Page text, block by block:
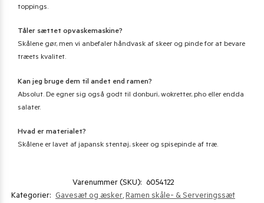
toppings.
Tåler sættet opvaskemaskine?
Skålene gør, men vi anbefaler håndvask af skeer og pinde for at bevare
træets kvalitet.
Kan jeg bruge dem til andet end ramen?
Absolut. De egner sig også godt til donburi, wokretter, pho eller endda
salater.
Hvad er materialet?
Skålene er lavet af japansk stentøj, skeer og spisepinde af træ.
Varenummer (SKU): 6054122
Kategorier: Gavesæt og æsker, Ramen skåle- & Serveringssæt